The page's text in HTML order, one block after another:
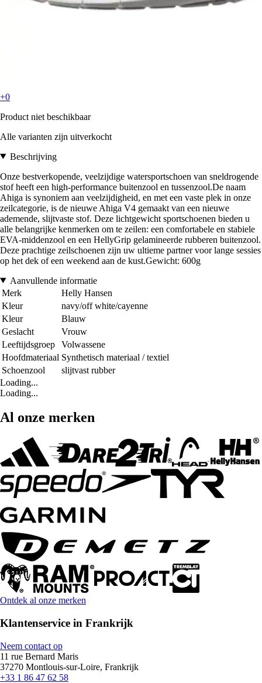
+0
Product niet beschikbaar
Alle varianten zijn uitverkocht
Beschrijving
Onze bestverkopende, veelzijdige watersportschoen van sneldrogende
stof heeft een high-performance buitenzool en tussenzool.De naam
Ahiga is synoniem aan veelzijdigheid, en met een vaste plek in onze
zeilcategorie, is de nieuwe Ahiga V4 gemaakt van een nieuwe
ademende, slijtvaste stof. Deze lichtgewicht sportschoenen bieden u
alle belangrijke kenmerken om te zeilen: een comfortabele en stabiele
EVA-middenzool en een HellyGrip gelamineerde rubberen buitenzool.
Deze prachtige zeilschoenen zijn uw ultieme partner voor lange sessies
op het dek of een weekend aan de kust.Gewicht: 600g
Aanvullende informatie
Merk
Helly Hansen
Kleur
navy/off white/cayenne
Kleur
Blauw
Geslacht
Vrouw
Leeftijdsgroep
Volwassene
Hoofdmateriaal Synthetisch materiaal / textiel
Schoenzool
slijtvast rubber
Loading...
Loading...
Al onze merken
Ontdek al onze merken
Klantenservice in Frankrijk
Neem contact op
11 rue Bernard Maris
37270 Montlouis-sur-Loire, Frankrijk
+33 1 86 47 62 58